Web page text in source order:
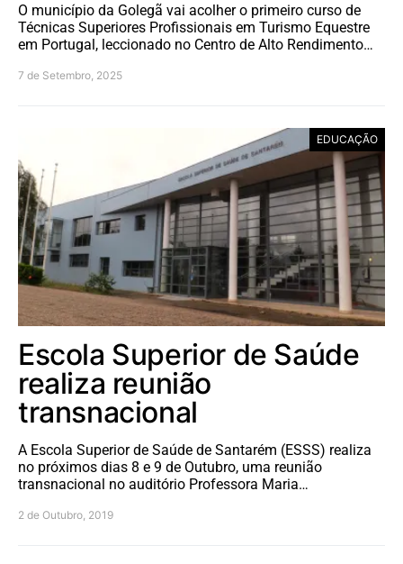
O município da Golegã vai acolher o primeiro curso de
Técnicas Superiores Profissionais em Turismo Equestre
em Portugal, leccionado no Centro de Alto Rendimento…
7 de Setembro, 2025
EDUCAÇÃO
Escola Superior de Saúde
realiza reunião
transnacional
A Escola Superior de Saúde de Santarém (ESSS) realiza
no próximos dias 8 e 9 de Outubro, uma reunião
transnacional no auditório Professora Maria…
2 de Outubro, 2019